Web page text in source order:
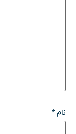
نام*